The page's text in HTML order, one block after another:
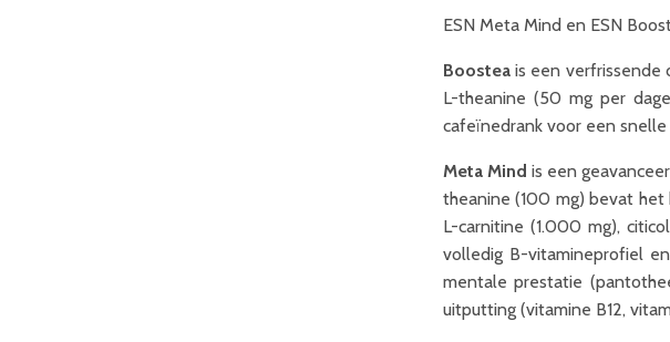
ESN Meta Mind en ESN
Boosteais een verfrissende
L-theanine (50 mg per
cafeïnedrank voor een
Meta Mind is een
theanine (100 mg) bevat
L-carnitine (1.000 mg),
volledig B-vitamineprofiel
mentale prestatie
uitputting (vitamine B12,